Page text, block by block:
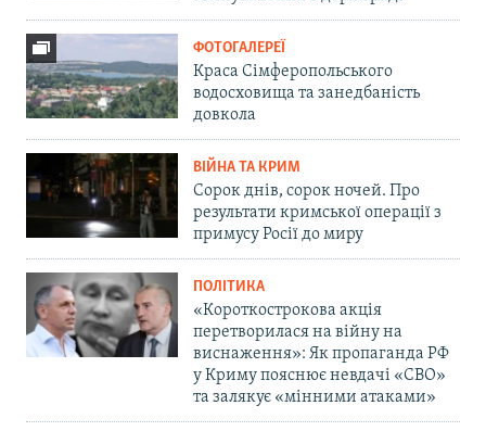
ФОТОГАЛЕРЕЇ
Краса Сімферопольського
водосховища та занедбаність
довкола
ВІЙНА ТА КРИМ
Сорок днів, сорок ночей. Про
результати кримської операції з
примусу Росії до миру
ПОЛІТИКА
«Короткострокова акція
перетворилася на війну на
виснаження»: Як пропаганда РФ
у Криму пояснює невдачі «СВО»
та залякує «мінними атаками»